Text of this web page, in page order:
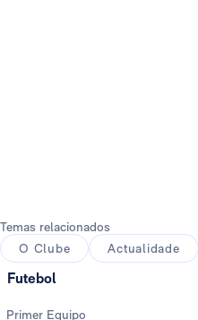
Temas relacionados
O Clube
Actualidade
Futebol
Primer Equipo